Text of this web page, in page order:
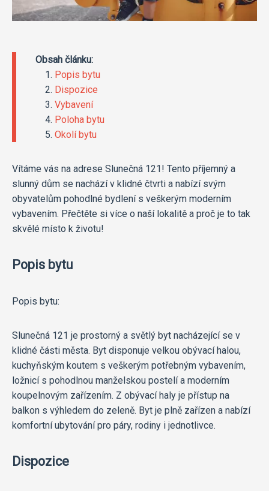
Obsah článku:
Popis bytu
Dispozice
Vybavení
Poloha bytu
Okolí bytu
Vítáme vás na adrese Slunečná 121! Tento příjemný a
slunný dům se nachází v klidné čtvrti a nabízí svým
obyvatelům pohodlné bydlení s veškerým moderním
vybavením. Přečtěte si více o naší lokalitě a proč je to tak
skvělé místo k životu!
Popis bytu
Popis bytu:
Slunečná 121 je prostorný a světlý byt nacházející se v
klidné části města. Byt disponuje velkou obývací halou,
kuchyňským koutem s veškerým potřebným vybavením,
ložnicí s pohodlnou manželskou postelí a moderním
koupelnovým zařízením. Z obývací haly je přístup na
balkon s výhledem do zeleně. Byt je plně zařízen a nabízí
komfortní ubytování pro páry, rodiny i jednotlivce.
Dispozice